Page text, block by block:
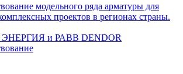
ЭНЕРГИЯ и РАВВ DENDOR